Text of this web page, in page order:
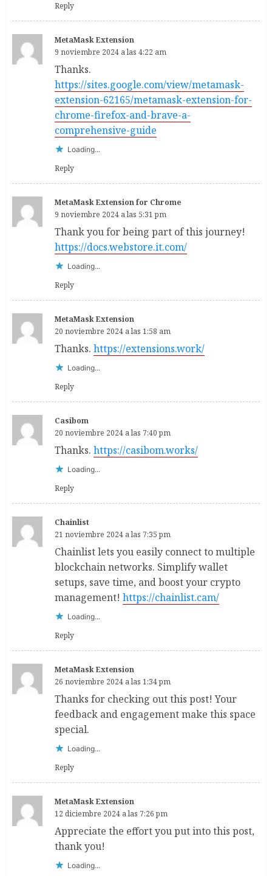
Reply
MetaMask Extension
9 noviembre 2024 a las 4:22 am
Thanks.
https://sites.google.com/view/metamask-
extension-62165/metamask-extension-for-
chrome-firefox-and-brave-a-
comprehensive-guide
Loading...
Reply
MetaMask Extension for Chrome
9 noviembre 2024 a las 5:31 pm
Thank you for being part of this journey!
https://docs.webstore.it.com/
Loading...
Reply
MetaMask Extension
20 noviembre 2024 a las 1:58 am
Thanks. https://extensions.work/
Loading...
Reply
Casibom
20 noviembre 2024 a las 7:40 pm
Thanks. https://casibom.works/
Loading...
Reply
Chainlist
21 noviembre 2024 a las 7:35 pm
Chainlist lets you easily connect to multiple
blockchain networks. Simplify wallet
setups, save time, and boost your crypto
management! https://chainlist.cam/
Loading...
Reply
MetaMask Extension
26 noviembre 2024 a las 1:34 pm
Thanks for checking out this post! Your
feedback and engagement make this space
special.
Loading...
Reply
MetaMask Extension
12 diciembre 2024 a las 7:26 pm
Appreciate the effort you put into this post,
thank you!
Loading...